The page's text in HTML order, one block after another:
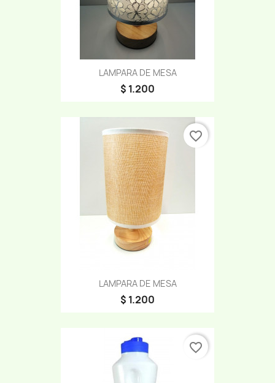
LAMPARA DE MESA
$ 1.200
LAMPARA DE MESA
$ 1.200
favorite_border
favorite_border